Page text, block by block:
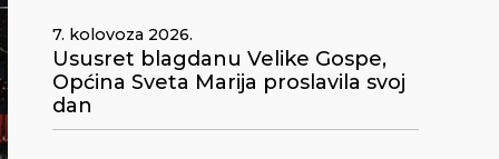
7. kolovoza 2026.
Ususret blagdanu Velike Gospe,
Općina Sveta Marija proslavila svoj
dan